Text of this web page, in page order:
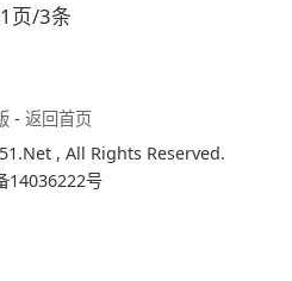
页/3条
- 返回首页
, All Rights Reserved.
14036222号